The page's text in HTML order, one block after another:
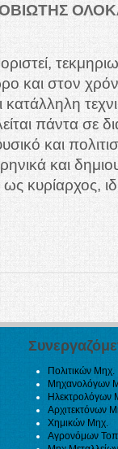
και στον
κατάλληλη
πάντα σε
και
και
κυρίαρχος,
Πολιτικών Μηχ.
Μηχανολόγων
Ηλεκτρολόγων
Αρχιτεκτόνων
Χημικών Μηχ.
Αγρονόμων